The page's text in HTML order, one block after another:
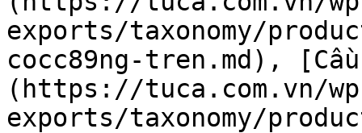
exports/taxonomy/
cocc89ng-tren.md),
(https://tuca.com.vn/
exports/taxonomy/